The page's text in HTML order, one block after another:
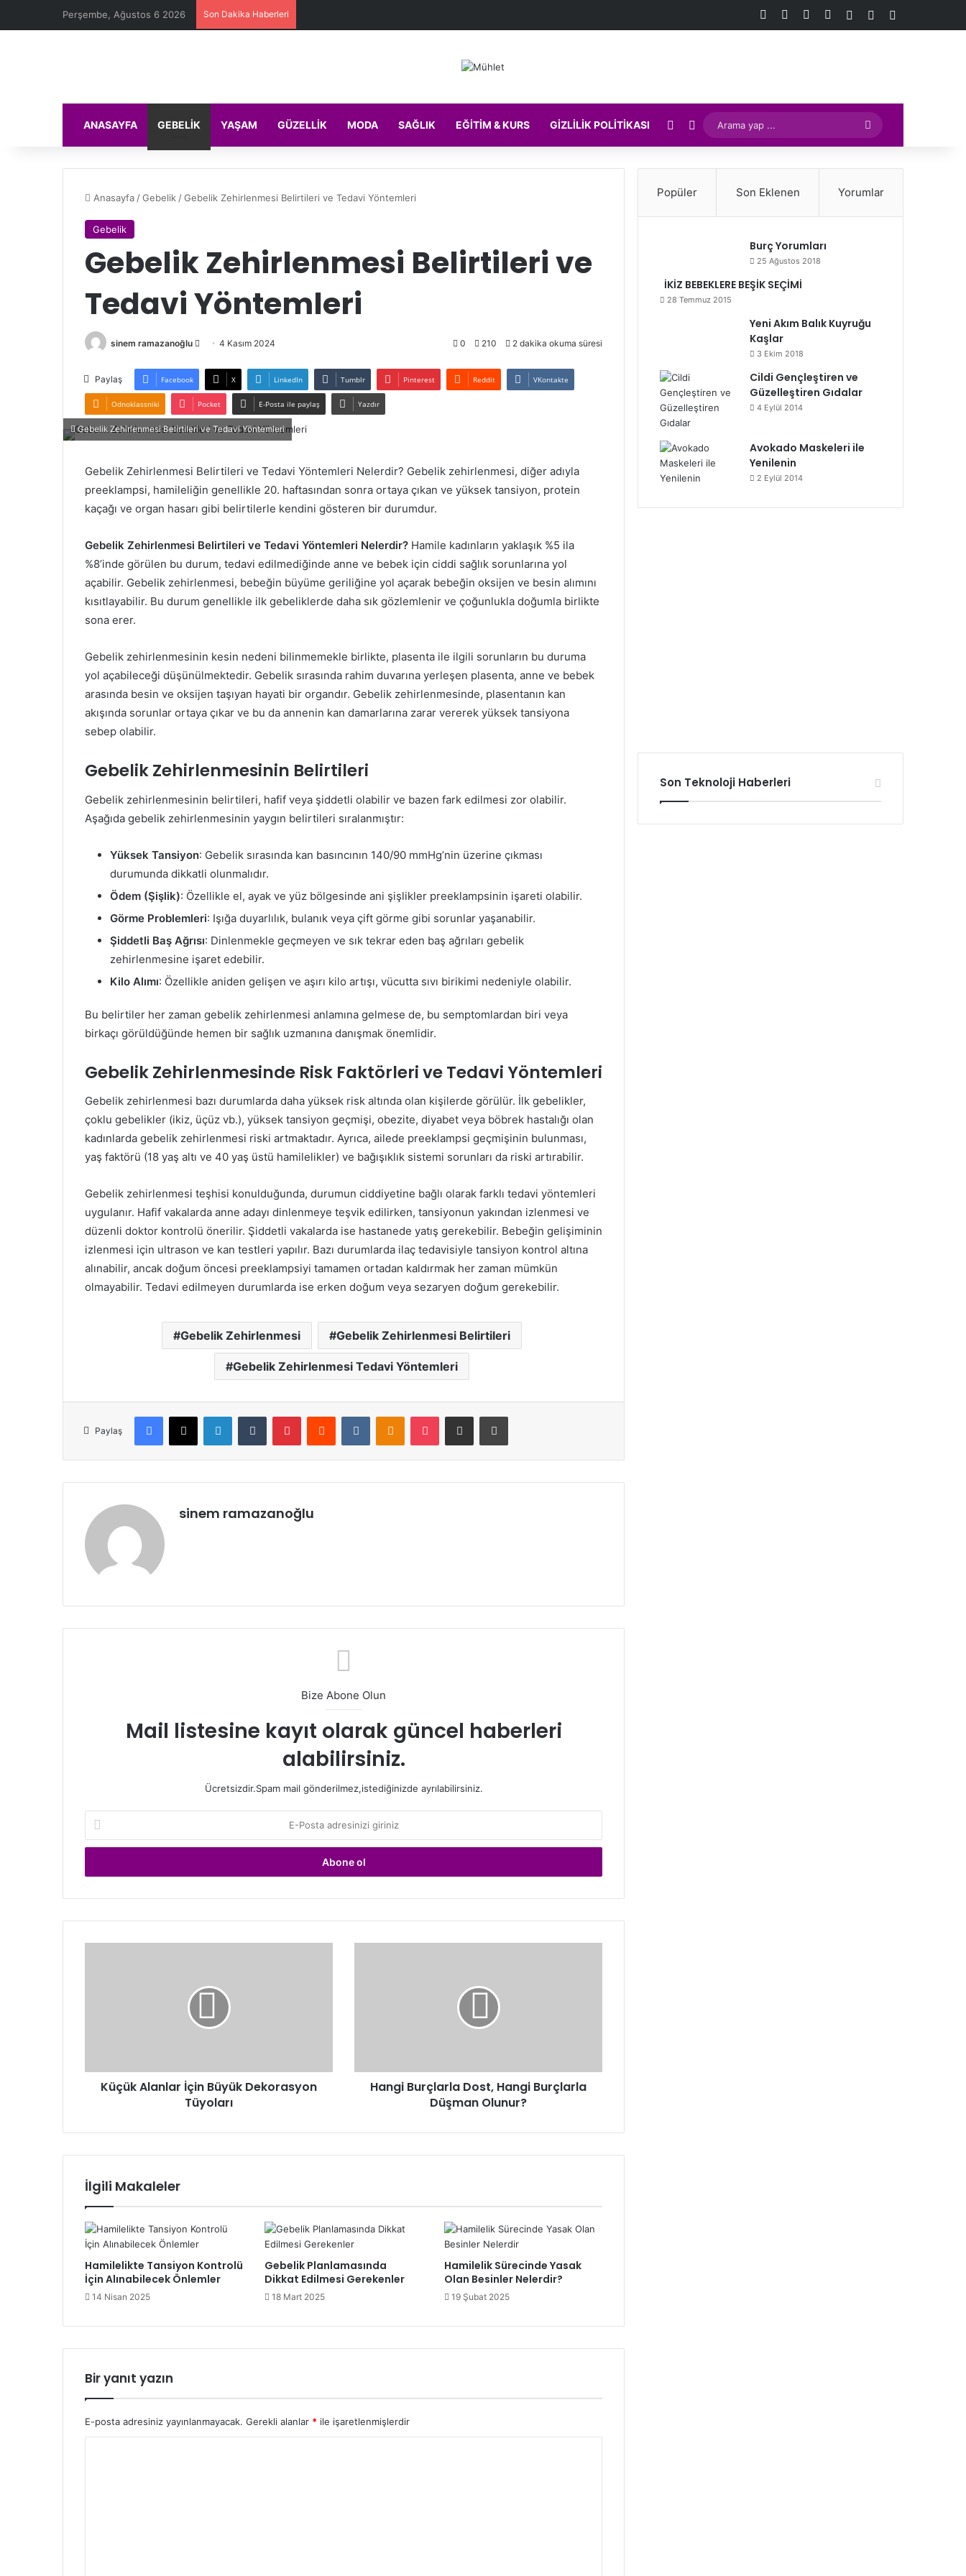
Perşembe, Ağustos 6 2026 Son Dakika Haberleri Facebook YouTubeInstagramKayıt OlRastgele Makale
ANASAYFA GEBELIK YAŞAM GÜZELLIK MODA SAĞLIK EĞITIM & KURS GIZLILIK POLITIKASI Rastgele Makale
Kenar Bölmesi
Arama
yap
Anasayfa /Gebelik /Gebelik Zehirlenmesi Belirtileri ve Tedavi Yöntemleri
Gebelik
Gebelik Zehirlenmesi Belirtileri ve
Tedavi Yöntemleri
sinem ramazanoğlu
posta
göndermek
4 Kasım 2024 0 210 2 dakika okuma süresi
Paylaş Facebook X LinkedIn Tumblr Pinterest Reddit VKontakte
Odnoklassniki Pocket E-Posta ile paylaş Yazdır
Gebelik Zehirlenmesi Belirtileri ve Tedavi Yöntemleri
Gebelik Zehirlenmesi Belirtileri ve Tedavi Yöntemleri Nelerdir? Gebelik zehirlenmesi, diğer adıyla
preeklampsi, hamileliğin genellikle 20. haftasından sonra ortaya çıkan ve yüksek tansiyon, protein
kaçağı ve organ hasarı gibi belirtilerle kendini gösteren bir durumdur.
Gebelik Zehirlenmesi Belirtileri ve Tedavi Yöntemleri Nelerdir? Hamile kadınların yaklaşık %5 ila
%8’inde görülen bu durum, tedavi edilmediğinde anne ve bebek için ciddi sağlık sorunlarına yol
açabilir. Gebelik zehirlenmesi, bebeğin büyüme geriliğine yol açarak bebeğin oksijen ve besin alımını
kısıtlayabilir. Bu durum genellikle ilk gebeliklerde daha sık gözlemlenir ve çoğunlukla doğumla birlikte
sona erer.
Gebelik zehirlenmesinin kesin nedeni bilinmemekle birlikte, plasenta ile ilgili sorunların bu duruma
yol açabileceği düşünülmektedir. Gebelik sırasında rahim duvarına yerleşen plasenta, anne ve bebek
arasında besin ve oksijen taşıyan hayati bir organdır. Gebelik zehirlenmesinde, plasentanın kan
akışında sorunlar ortaya çıkar ve bu da annenin kan damarlarına zarar vererek yüksek tansiyona
sebep olabilir.
Gebelik Zehirlenmesinin Belirtileri
Gebelik zehirlenmesinin belirtileri, hafif veya şiddetli olabilir ve bazen fark edilmesi zor olabilir.
Aşağıda gebelik zehirlenmesinin yaygın belirtileri sıralanmıştır:
Yüksek Tansiyon: Gebelik sırasında kan basıncının 140/90 mmHg’nin üzerine çıkması
durumunda dikkatli olunmalıdır.
Ödem (Şişlik): Özellikle el, ayak ve yüz bölgesinde ani şişlikler preeklampsinin işareti olabilir.
Görme Problemleri: Işığa duyarlılık, bulanık veya çift görme gibi sorunlar yaşanabilir.
Şiddetli Baş Ağrısı: Dinlenmekle geçmeyen ve sık tekrar eden baş ağrıları gebelik
zehirlenmesine işaret edebilir.
Kilo Alımı: Özellikle aniden gelişen ve aşırı kilo artışı, vücutta sıvı birikimi nedeniyle olabilir.
Bu belirtiler her zaman gebelik zehirlenmesi anlamına gelmese de, bu semptomlardan biri veya
birkaçı görüldüğünde hemen bir sağlık uzmanına danışmak önemlidir.
Gebelik Zehirlenmesinde Risk Faktörleri ve Tedavi Yöntemleri
Gebelik zehirlenmesi bazı durumlarda daha yüksek risk altında olan kişilerde görülür. İlk gebelikler,
çoklu gebelikler (ikiz, üçüz vb.), yüksek tansiyon geçmişi, obezite, diyabet veya böbrek hastalığı olan
kadınlarda gebelik zehirlenmesi riski artmaktadır. Ayrıca, ailede preeklampsi geçmişinin bulunması,
yaş faktörü (18 yaş altı ve 40 yaş üstü hamilelikler) ve bağışıklık sistemi sorunları da riski artırabilir.
Gebelik zehirlenmesi teşhisi konulduğunda, durumun ciddiyetine bağlı olarak farklı tedavi yöntemleri
uygulanır. Hafif vakalarda anne adayı dinlenmeye teşvik edilirken, tansiyonun yakından izlenmesi ve
düzenli doktor kontrolü önerilir. Şiddetli vakalarda ise hastanede yatış gerekebilir. Bebeğin gelişiminin
izlenmesi için ultrason ve kan testleri yapılır. Bazı durumlarda ilaç tedavisiyle tansiyon kontrol altına
alınabilir, ancak doğum öncesi preeklampsiyi tamamen ortadan kaldırmak her zaman mümkün
olmayabilir. Tedavi edilmeyen durumlarda ise erken doğum veya sezaryen doğum gerekebilir.
Gebelik Zehirlenmesi Gebelik Zehirlenmesi Belirtileri
Gebelik Zehirlenmesi Tedavi Yöntemleri
Paylaş
Facebook
X LinkedInTumblr PinterestReddit VKontakteOdnoklassniki
Pocket E-Posta ile paylaş Yazdır
sinem ramazanoğlu
Bize Abone Olun
Mail listesine kayıt olarak güncel haberleri
alabilirsiniz.
Ücretsizdir.Spam mail gönderilmez,istediğinizde ayrılabilirsiniz.
Posta
adresinizi
Küçük Alanlar İçin Büyük Dekorasyon
Tüyoları
Hangi Burçlarla Dost, Hangi Burçlarla
Düşman Olunur?
İlgili Makaleler
Hamilelikte Tansiyon Kontrolü
İçin Alınabilecek Önlemler
14 Nisan 2025
Gebelik Planlamasında
Dikkat Edilmesi Gerekenler
18 Mart 2025
Hamilelik Sürecinde Yasak
Olan Besinler Nelerdir?
19 Şubat 2025
Bir yanıt yazın
E-posta adresiniz yayınlanmayacak. Gerekli alanlar * ile işaretlenmişlerdir
Popüler Son Eklenen Yorumlar
Burç Yorumları
25 Ağustos 2018
İKİZ BEBEKLERE BEŞİK SEÇİMİ
28 Temmuz 2015
Yeni Akım Balık Kuyruğu
Kaşlar
3 Ekim 2018
Cildi Gençleştiren ve
Güzelleştiren Gıdalar
4 Eylül 2014
Avokado Maskeleri ile
Yenilenin
2 Eylül 2014
Son Teknoloji Haberleri